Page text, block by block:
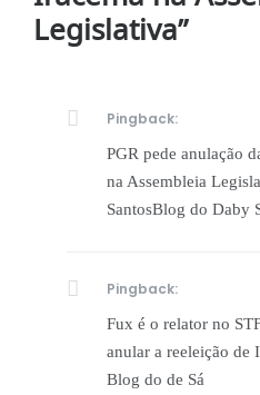
Legislativa”
Pingback:
PGR pede anulação
na Assembleia
SantosBlog do Daby
Pingback:
Fux é o relator no
anular a reeleição de
Blog do de Sá